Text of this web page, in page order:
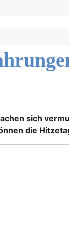
sich
die